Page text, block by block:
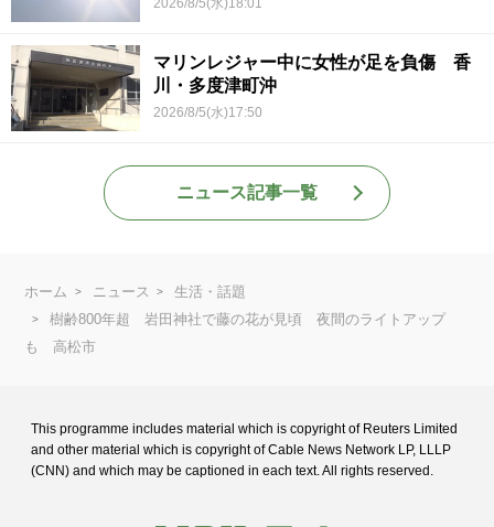
2026/8/5(水)18:01
マリンレジャー中に女性が足を負傷 香
川・多度津町沖
2026/8/5(水)17:50
ニュース記事一覧
ホーム ニュース
生活・話題
樹齢800年超 岩田神社で藤の花が見頃 夜間のライトアップ
も 高松市
This programme includes material which is copyright of Reuters Limited
and other material which is copyright of Cable News Network LP, LLLP
(CNN) and which may be captioned in each text. All rights reserved.